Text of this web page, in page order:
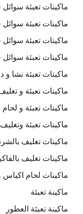
ماكينات تعبئة
ماكينات تعبئة
ماكينات تعبئة
ماكينات تعبئة
ماكينات تعبئة نشا
ماكينات تعبئة و
ماكينات تعبئة و لحام
ماكينات تعبئة وتغليف
ماكينات تغليف
ماكينات تغليف
ماكينات لحام اكياس
ماكينة تعبئة
ماكينة تعبئة العطور